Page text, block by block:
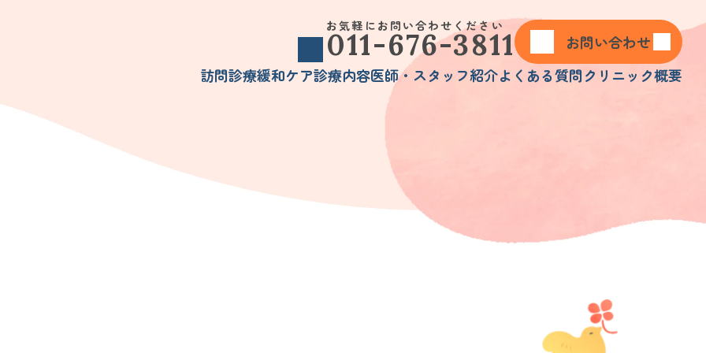
お気軽にお問い合わせください
011-676-3811
お問い合わせ
訪問診療緩和ケア診療内容医師・スタッフ紹介よくある質問クリニック概要